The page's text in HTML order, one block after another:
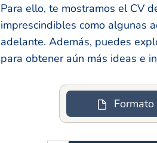
Para ello, te mostramos el CV
imprescindibles como algunas
adelante. Además, puedes
para obtener aún más ideas e